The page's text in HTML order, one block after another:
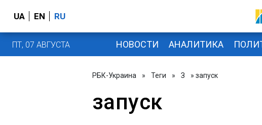
UA EN RU
ПТ, 07 АВГУСТА НОВОСТИ АНАЛИТИКА
РБК-Украина » Теги » З » запуск
запуск